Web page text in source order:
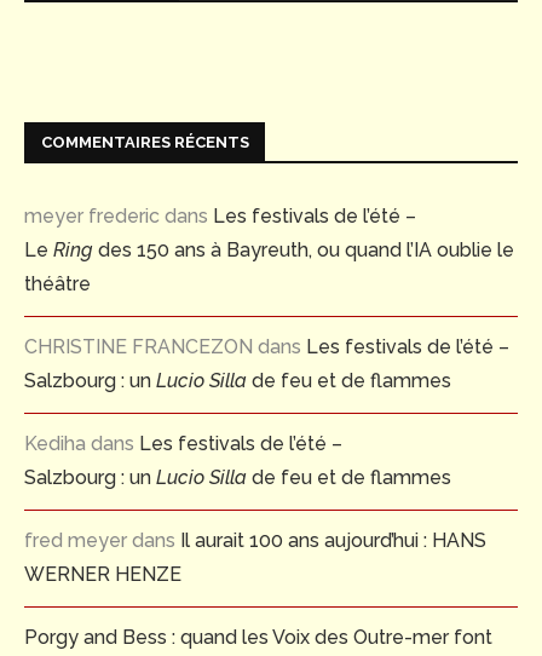
COMMENTAIRES RÉCENTS
meyer frederic dans Les festivals de l’été –
Le Ring des 150 ans à Bayreuth, ou quand l’IA oublie le
théâtre
CHRISTINE FRANCEZON dans Les festivals de l’été –
Salzbourg : un Lucio Silla de feu et de flammes
Kediha dans Les festivals de l’été –
Salzbourg : un Lucio Silla de feu et de flammes
fred meyer dans Il aurait 100 ans aujourd’hui : HANS
WERNER HENZE
Porgy and Bess : quand les Voix des Outre-mer font